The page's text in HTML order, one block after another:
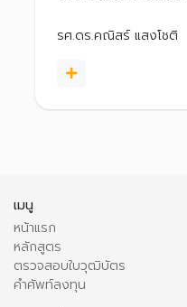
รศ.ดร.คณิสร์ แสงโชติ
เมนู
หน้าแรก
หลักสูตร
ตรวจสอบใบวุฒิบัตร
คำศัพท์ลงทุน